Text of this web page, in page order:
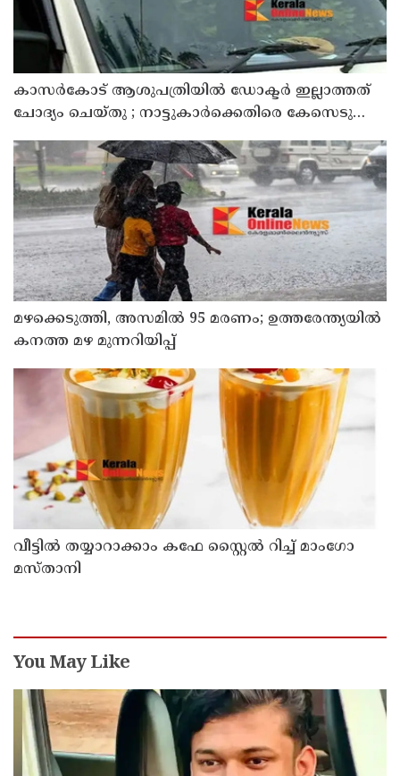
കാസർകോട് ആശുപത്രിയിൽ ഡോക്ടർ ഇല്ലാത്തത്
ചോദ്യം ചെയ്തു ; നാട്ടുകാർക്കെതിരെ കേസെടുത്ത്
മഴക്കെടുത്തി, അസമിൽ 95 മരണം; ഉത്തരേന്ത്യയില്‍
കനത്ത മഴ മുന്നറിയിപ്പ്
വീട്ടിൽ തയ്യാറാക്കാം കഫേ സ്റ്റൈൽ റിച്ച് മാംഗോ
മസ്താനി
You May Like